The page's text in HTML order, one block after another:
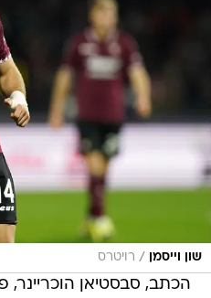
שון וייסמן / רויטרס
הכתב, סבסטיאן הוכריינר,